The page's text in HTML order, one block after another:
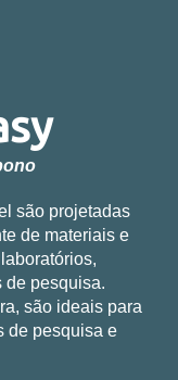
são projetadas
de materiais e
de pesquisa.
são ideais para
de pesquisa e